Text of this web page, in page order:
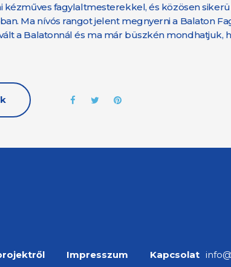
fagylaltmesterekkel, és közösen
Ma nívós rangot jelent megnyerni a Balaton
a Balatonnál és ma már büszkén mondhatjuk,
Impresszum Kapcsolat